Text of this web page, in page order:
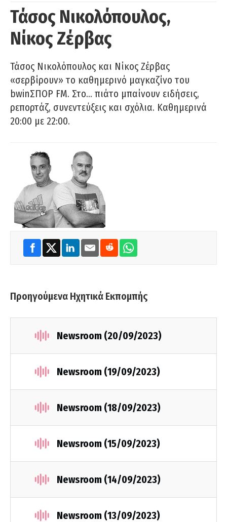
Τάσος Νικολόπουλος,
Νίκος Ζέρβας
Τάσος Νικολόπουλος και Νίκος Ζέρβας
«σερβίρουν» το καθημερινό μαγκαζίνο του
bwinΣΠΟΡ FM. Στο… πιάτο μπαίνουν ειδήσεις,
ρεπορτάζ, συνεντεύξεις και σχόλια. Καθημερινά
20:00 με 22:00.
Προηγούμενα Ηχητικά Εκπομπής
Newsroom (20/09/2023)
Newsroom (19/09/2023)
Newsroom (18/09/2023)
Newsroom (15/09/2023)
Newsroom (14/09/2023)
Newsroom (13/09/2023)